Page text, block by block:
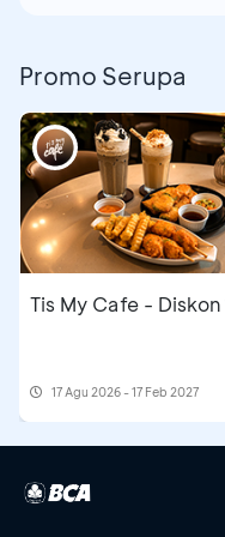
Promo Serupa
Tis My Cafe - Diskon
17 Agu 2026 - 17 Feb 2027